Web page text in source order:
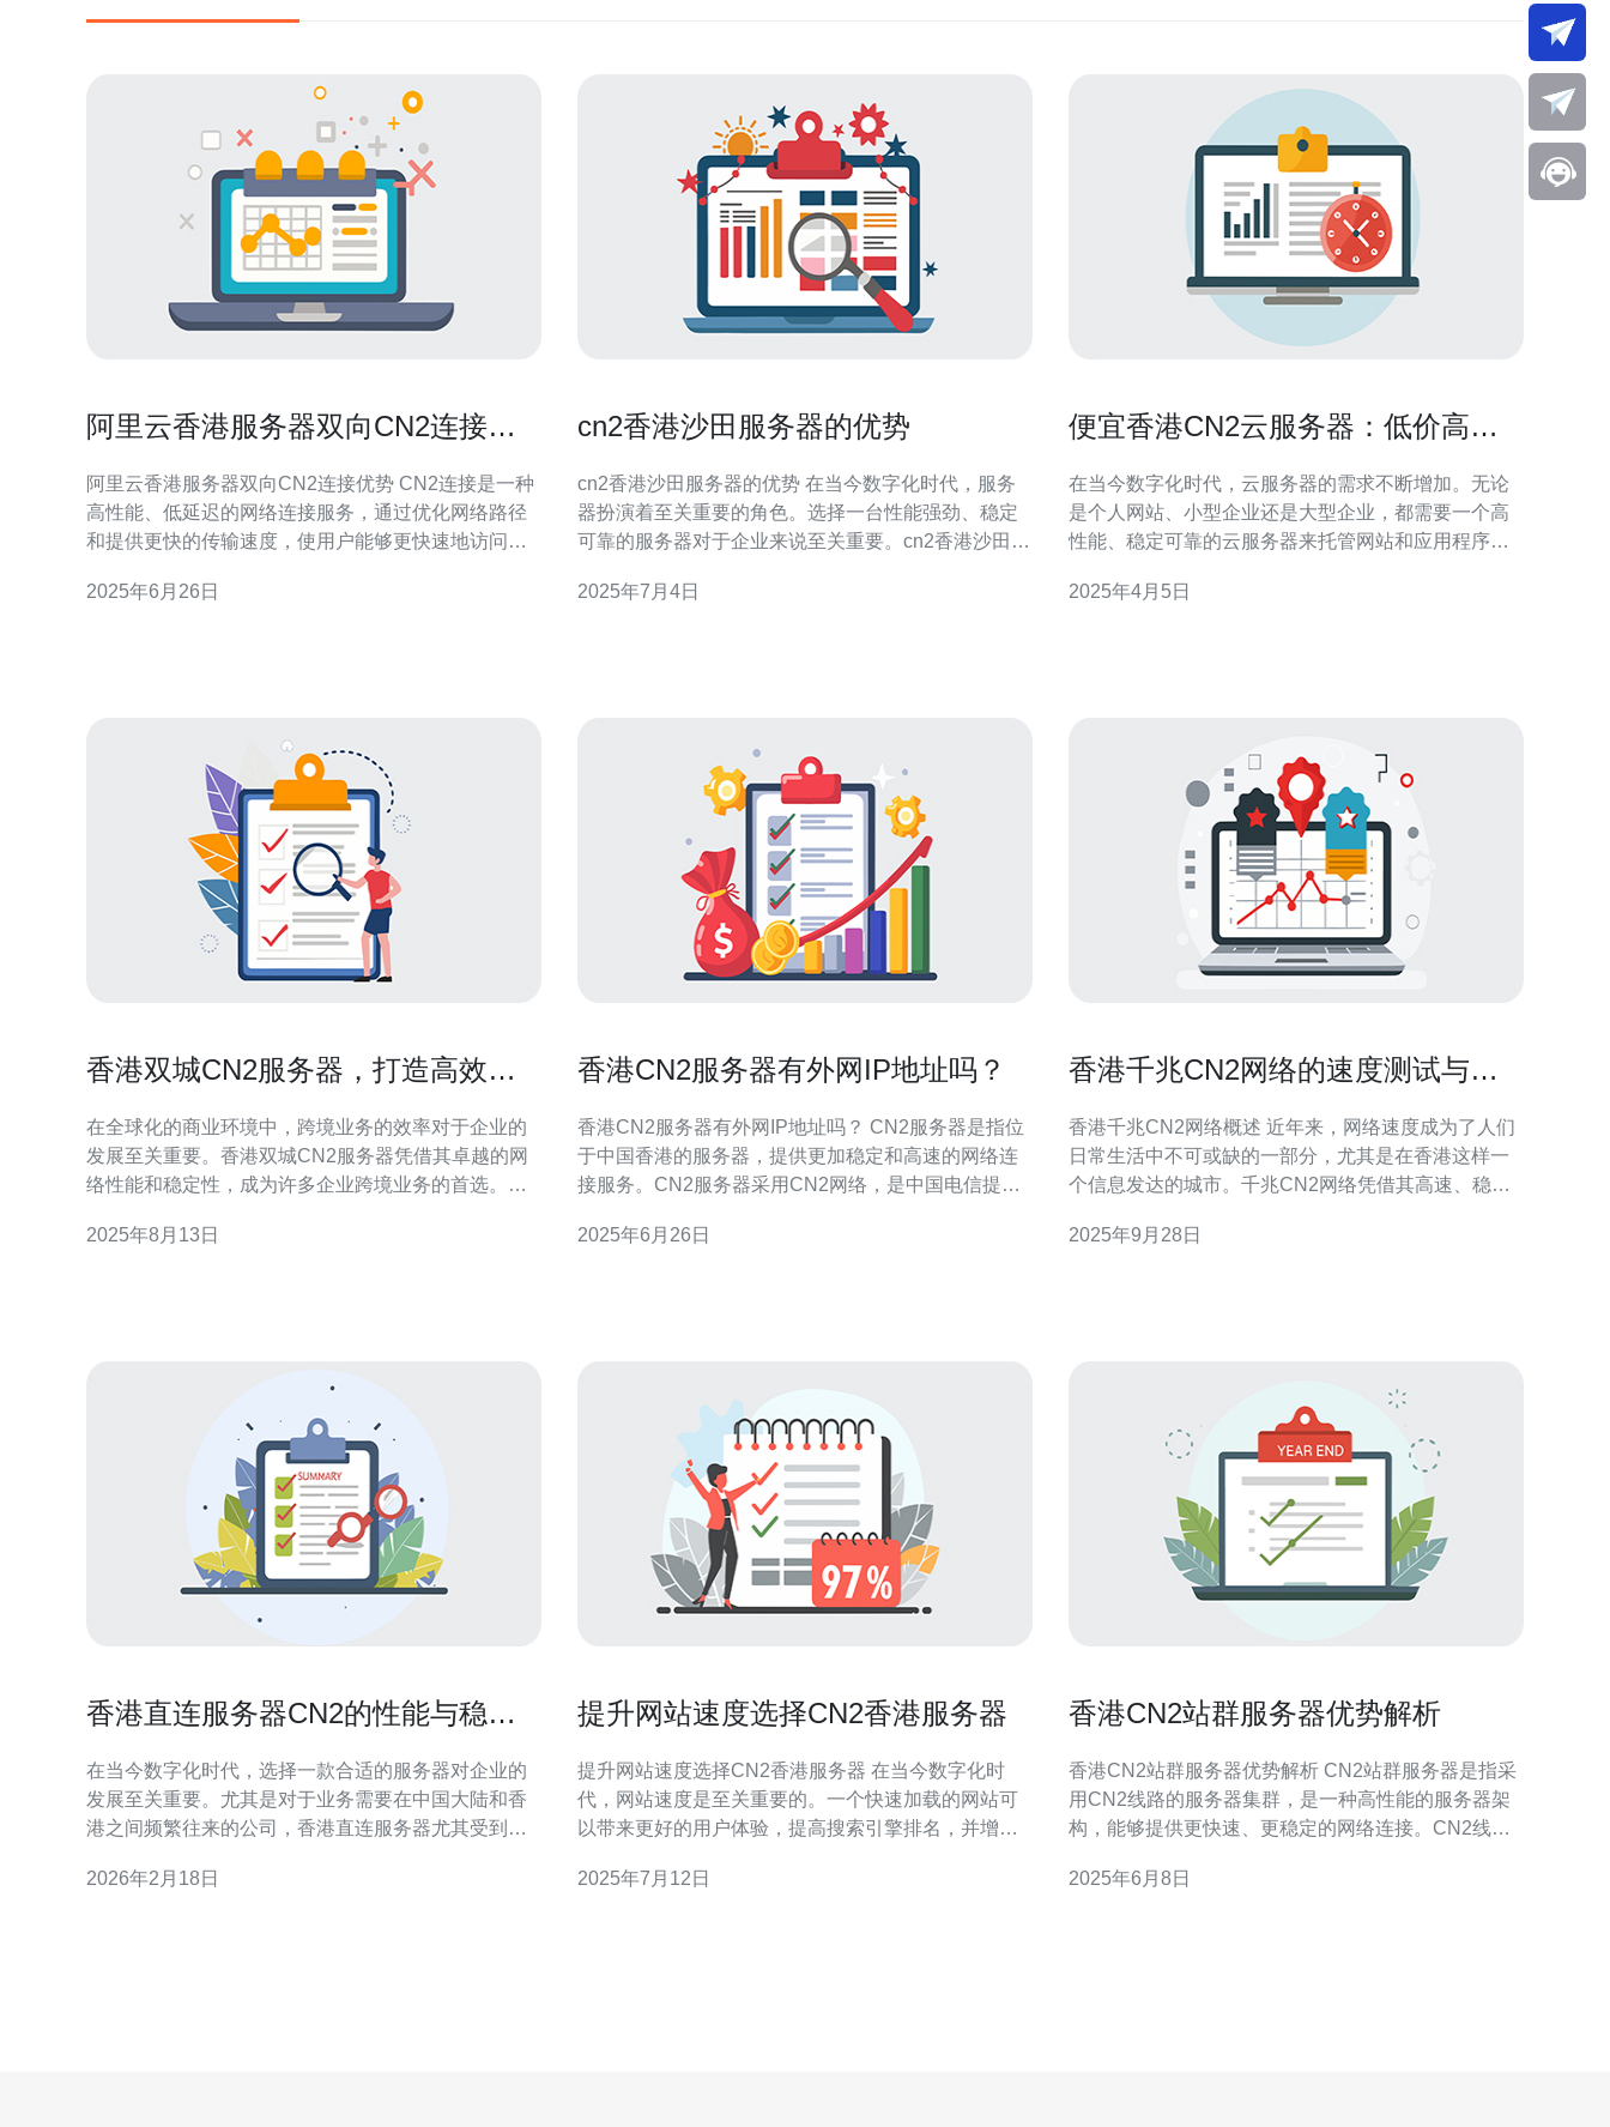
阿里云香港服务器双向CN2连接优
阿里云香港服务器双向CN2连接优势 CN2连接是一种
高性能、低延迟的网络连接服务，通过优化网络路径
和提供更快的传输速度，使用户能够更快速地访问互
定、高效的云服务体验。 阿里云在香港地区拥有多个
2025年6月26日
cn2香港沙田服务器的优势
cn2香港沙田服务器的优势 在当今数字化时代，服务
器扮演着至关重要的角色。选择一台性能强劲、稳定
可靠的服务器对于企业来说至关重要。cn2香港沙田服
cn2香港沙田服务器的优势，帮助读者更好地了解其价
2025年7月4日
便宜香港CN2云服务器：低价高速
在当今数字化时代，云服务器的需求不断增加。无论
是个人网站、小型企业还是大型企业，都需要一个高
性能、稳定可靠的云服务器来托管网站和应用程序。
价、高速和稳定性备受瞩目。 香港CN2云服务器以其
2025年4月5日
香港双城CN2服务器，打造高效的
在全球化的商业环境中，跨境业务的效率对于企业的
发展至关重要。香港双城CN2服务器凭借其卓越的网
络性能和稳定性，成为许多企业跨境业务的首选。本
在跨境业务中的应用，帮助企业提升网络效率，降低
2025年8月13日
香港CN2服务器有外网IP地址吗？
香港CN2服务器有外网IP地址吗？ CN2服务器是指位
于中国香港的服务器，提供更加稳定和高速的网络连
接服务。CN2服务器采用CN2网络，是中国电信提供
更好的网络体验。 香港CN2服务器通常会提供外网IP
2025年6月26日
香港千兆CN2网络的速度测试与用
香港千兆CN2网络概述 近年来，网络速度成为了人们
日常生活中不可或缺的一部分，尤其是在香港这样一
个信息发达的城市。千兆CN2网络凭借其高速、稳定
兆CN2网络进行速度测试，结合用户反馈，全面评估
2025年9月28日
香港直连服务器CN2的性能与稳定
在当今数字化时代，选择一款合适的服务器对企业的
发展至关重要。尤其是对于业务需要在中国大陆和香
港之间频繁往来的公司，香港直连服务器尤其受到青
和稳定性脱颖而出，成为了用户心目中的最佳选择。
2026年2月18日
提升网站速度选择CN2香港服务器
提升网站速度选择CN2香港服务器 在当今数字化时
代，网站速度是至关重要的。一个快速加载的网站可
以带来更好的用户体验，提高搜索引擎排名，并增加
速度，让用户更快地访问您的网站。 CN2香港服务器
2025年7月12日
香港CN2站群服务器优势解析
香港CN2站群服务器优势解析 CN2站群服务器是指采
用CN2线路的服务器集群，是一种高性能的服务器架
构，能够提供更快速、更稳定的网络连接。CN2线路
的带宽，适合处理大流量和高并发的网站。 香港作为
2025年6月8日